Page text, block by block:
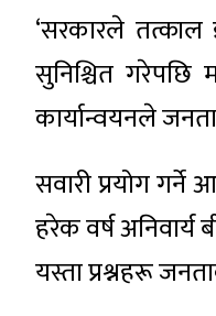
‘सरकारले तत्काल
सुनिश्चित
कार्यान्वयनले
सवारी प्रयोग
हरेक वर्ष अनिवार्य
यस्ता प्रश्नहरू